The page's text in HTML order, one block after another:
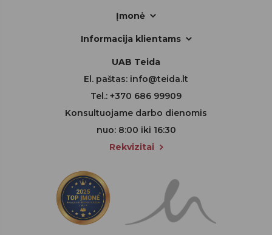
Įmonė
Informacija klientams
UAB Teida
El. paštas: info@teida.lt
Tel.: +370 686 99909
Konsultuojame darbo dienomis
nuo: 8:00 iki 16:30
Rekvizitai